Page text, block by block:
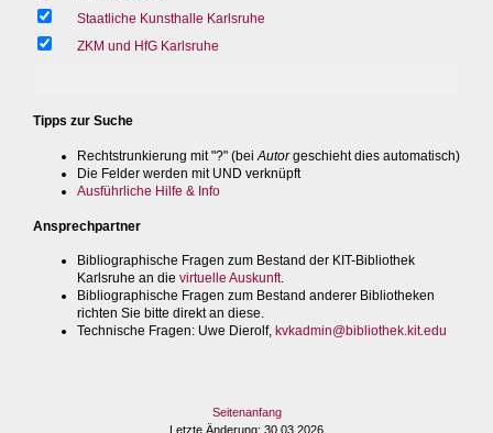
Staatliche Kunsthalle Karlsruhe
ZKM und HfG Karlsruhe
Tipps zur Suche
Rechtstrunkierung mit "?" (bei Autorgeschieht dies automatisch)
Die Felder werden mit UND verknüpft
Ausführliche Hilfe & Info
Ansprechpartner
Bibliographische Fragen zum Bestand der KIT-Bibliothek
Karlsruhe an die virtuelle Auskunft.
Bibliographische Fragen zum Bestand anderer Bibliotheken
richten Sie bitte direkt an diese.
Technische Fragen: Uwe Dierolf, kvkadmin@bibliothek.kit.edu
Seitenanfang
Letzte Änderung: 30.03.2026